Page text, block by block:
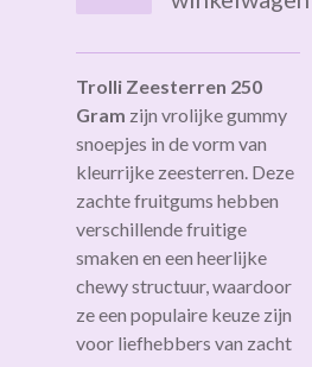
Trolli Zeesterren 250
Gram zijn vrolijke gummy
snoepjes in de vorm van
kleurrijke zeesterren. Deze
zachte fruitgums hebben
verschillende fruitige
smaken en een heerlijke
chewy structuur, waardoor
ze een populaire keuze zijn
voor liefhebbers van zacht